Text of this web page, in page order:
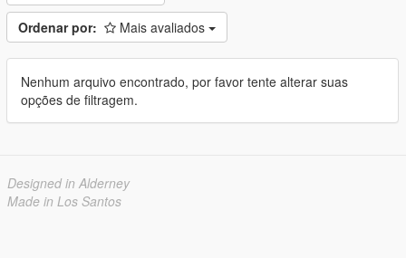
Ordenar por: Mais avaliados
Nenhum arquivo encontrado, por favor tente alterar suas
opções de filtragem.
Designed in Alderney
Made in Los Santos